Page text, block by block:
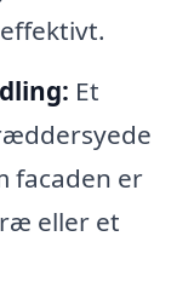
Et
facaden er
eller et